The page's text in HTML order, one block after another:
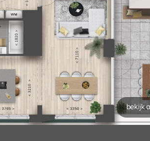
bekijk